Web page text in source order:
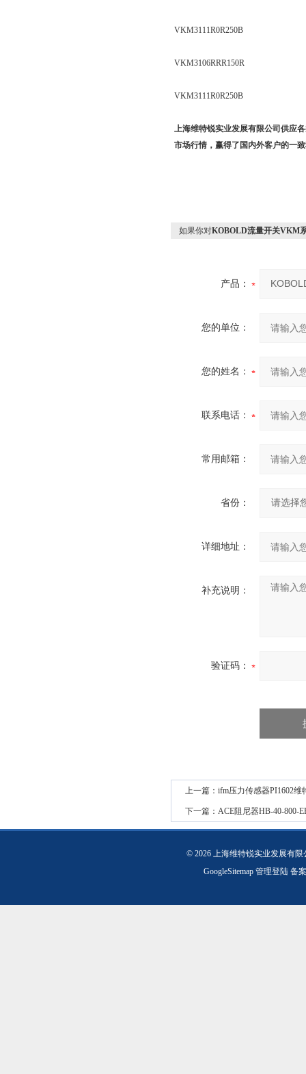
VKM3111R0R250B
VKM3106RRR150R
VKM3111R0R250B
上海维特锐实业发展有限公司供应
市场行情，赢得了国内外客户的一
如果你对KOBOLD流量开关VKM
产品：
您的单位：
您的姓名：
联系电话：
常用邮箱：
省份：
详细地址：
补充说明：
验证码：
上一篇： ifm压力传感器PI1602维
下一篇： ACE阻尼器HB-40-800-
© 2026 上海维特锐实业发展有
GoogleSitemap 管理登陆 备